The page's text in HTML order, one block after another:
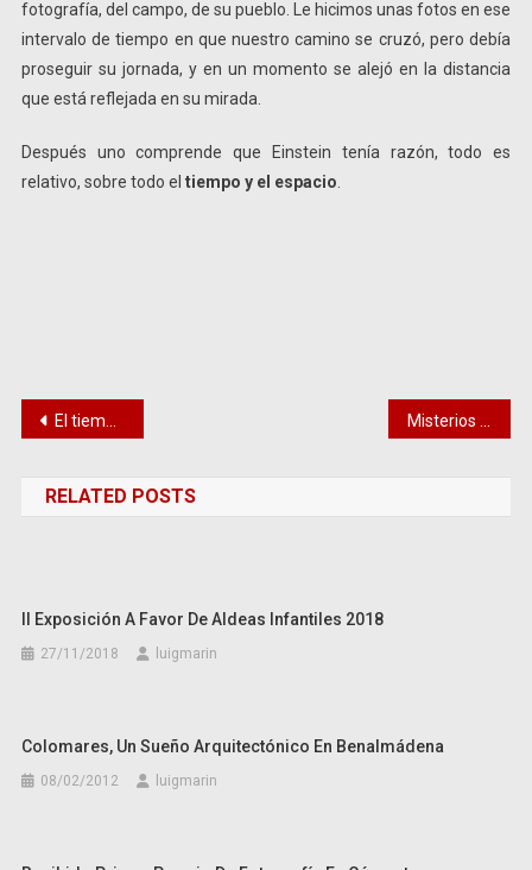
fotografía, del campo, de su pueblo. Le hicimos unas fotos en ese
intervalo de tiempo en que nuestro camino se cruzó, pero debía
proseguir su jornada, y en un momento se alejó en la distancia
que está reflejada en su mirada.
Después uno comprende que Einstein tenía razón, todo es
relativo, sobre todo el tiempo y el espacio
Navegación
entradas
El tiempo se para en Castellar de la Frontera
RELATED POSTS
II Exposición A Favor De Aldeas Infantiles 2018
27/11/2018 luigmarin
Colomares, Un Sueño Arquitectónico En Benalmádena
08/02/2012 luigmarin